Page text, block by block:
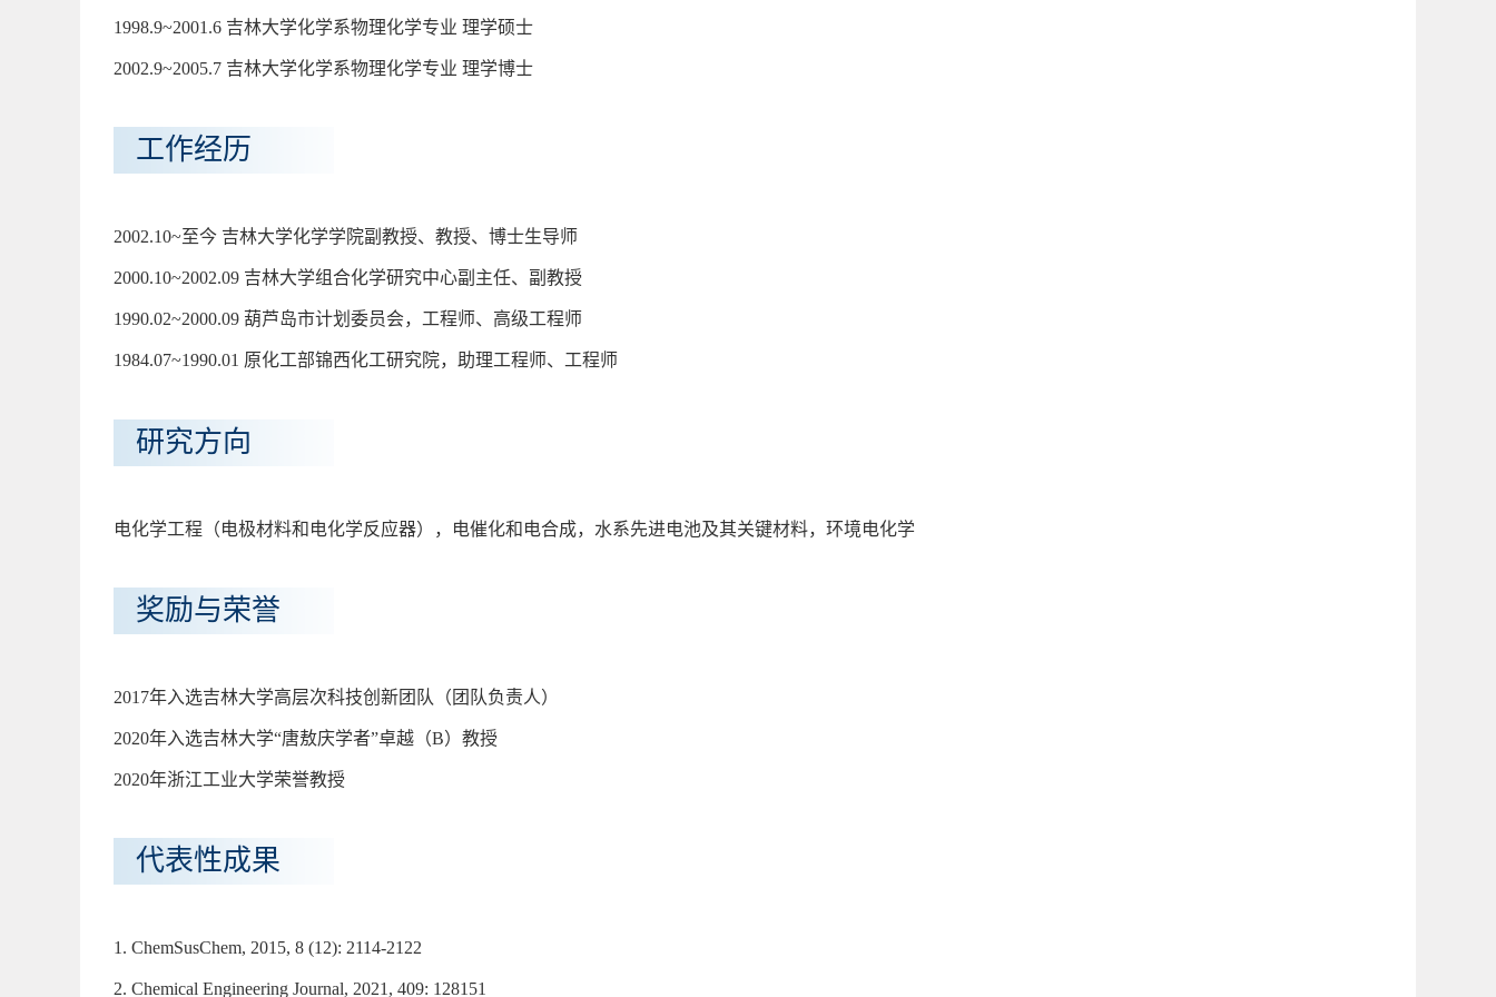
1998.9~2001.6 吉林大学化学系物理化学专业 理学硕士
2002.9~2005.7 吉林大学化学系物理化学专业 理学博士
工作经历
2002.10~至今 吉林大学化学学院副教授、教授、博士生导师
2000.10~2002.09 吉林大学组合化学研究中心副主任、副教授
1990.02~2000.09 葫芦岛市计划委员会，工程师、高级工程师
1984.07~1990.01 原化工部锦西化工研究院，助理工程师、工程师
研究方向
电化学工程（电极材料和电化学反应器），电催化和电合成，水系先进电池及其关键材料，环境电化学
奖励与荣誉
2017年入选吉林大学高层次科技创新团队（团队负责人）
2020年入选吉林大学“唐敖庆学者”卓越（B）教授
2020年浙江工业大学荣誉教授
代表性成果
1. ChemSusChem, 2015, 8 (12): 2114-2122
2. Chemical Engineering Journal, 2021, 409: 128151